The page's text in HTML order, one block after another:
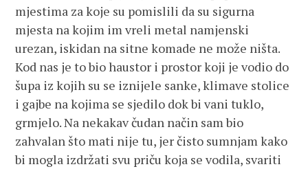
mjestima za koje su pomislili da su sigurna
mjesta na kojim im vreli metal namjenski
urezan, iskidan na sitne komade ne može ništa.
Kod nas je to bio haustor i prostor koji je vodio do
šupa iz kojih su se iznijele sanke, klimave stolice
i gajbe na kojima se sjedilo dok bi vani tuklo,
grmjelo. Na nekakav čudan način sam bio
zahvalan što mati nije tu, jer čisto sumnjam kako
bi mogla izdržati svu priču koja se vodila, svariti